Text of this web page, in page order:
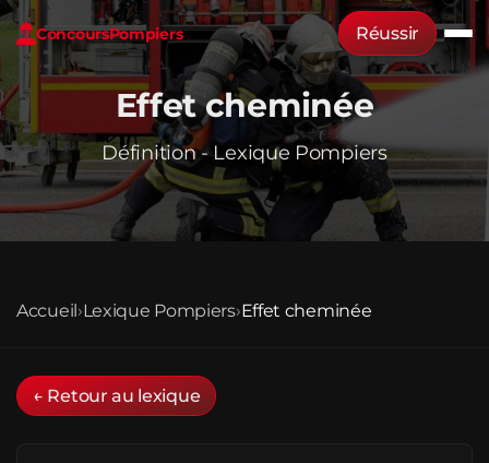
ConcoursPompiers Réussir
Effet cheminée
Définition - Lexique Pompiers
Accueil›Lexique Pompiers›Effet cheminée
← Retour au lexique